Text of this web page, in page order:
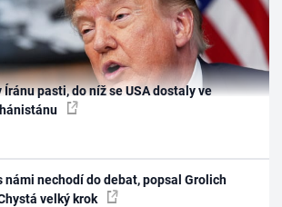
Íránu pasti, do níž se USA dostaly ve
námi nechodí do debat, popsal Grolich
velký krok